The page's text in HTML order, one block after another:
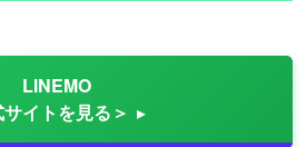
LINEMO
イトを見る＞